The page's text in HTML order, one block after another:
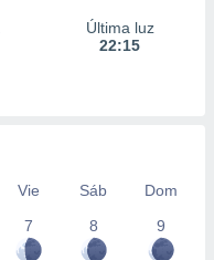
Última luz
22:15
Vie Sáb
Dom
7 8 9